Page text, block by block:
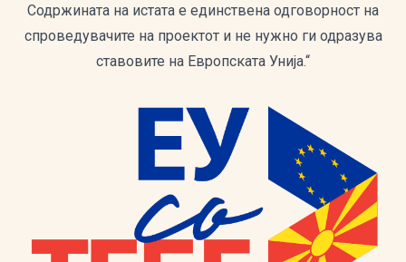
Содржината на истата е единствена одговорност на
спроведувачите на проектот и не нужно ги одразува
ставовите на Европската Унија.“